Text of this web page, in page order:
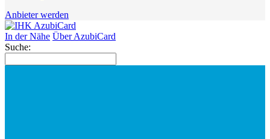
Anbieter werden
In der Nähe Über AzubiCard
Suche: